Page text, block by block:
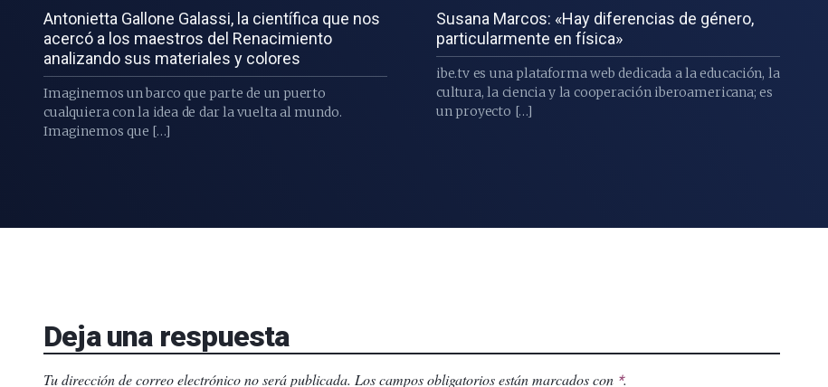
Antonietta Gallone Galassi, la científica que nos
acercó a los maestros del Renacimiento
analizando sus materiales y colores
Imaginemos un barco que parte de un puerto
cualquiera con la idea de dar la vuelta al mundo.
Imaginemos que […]
Susana Marcos: «Hay diferencias de género,
particularmente en física»
ibe.tv es una plataforma web dedicada a la educación, la
cultura, la ciencia y la cooperación iberoamericana; es
un proyecto […]
Deja una respuesta
Tu dirección de correo electrónico no será publicada. Los campos obligatorios están marcados con *.